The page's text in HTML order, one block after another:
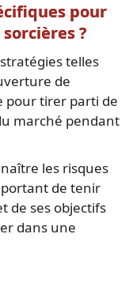
pour
?
telles
de
pour tirer parti de
marché pendant
les risques
de tenir
de ses objectifs
dans une